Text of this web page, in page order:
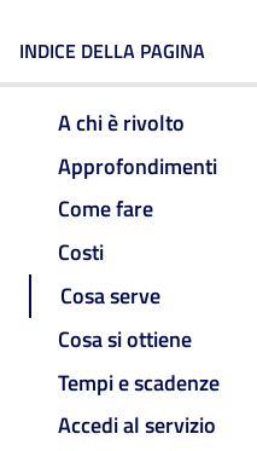
INDICE DELLA PAGINA
A chi è rivolto
Approfondimenti
Come fare
Costi
Cosa serve
Cosa si ottiene
Tempi e scadenze
Accedi al servizio